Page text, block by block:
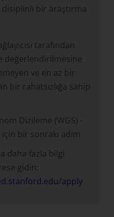
bir araştırma
tarafından
değerlendirilmesine
ve en az bir
bir rahatsızlığa sahip
Dizileme (WGS) -
bir sonraki adım
daha fazla bilgi
gidin:
apply